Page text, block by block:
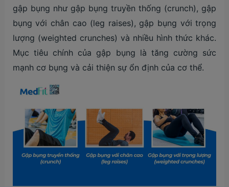
gập bụng như gập bụng truyền thống (crunch), gập
bụng với chân cao (leg raises), gập bụng với trọng
lượng (weighted crunches) và nhiều hình thức khác.
Mục tiêu chính của gập bụng là tăng cường sức
mạnh cơ bụng và cải thiện sự ổn định của cơ thể.